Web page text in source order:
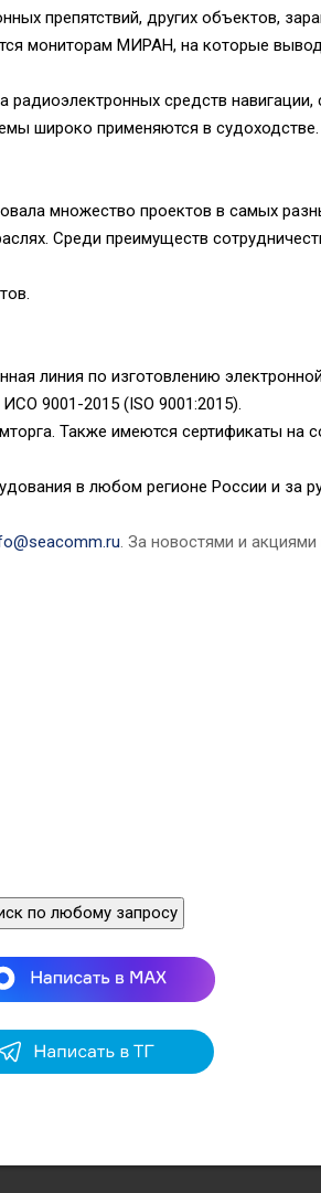
препятствий, других объектов,
мониторам МИРАН, на которые
средств
широко применяются в
множество проектов в самых
Среди преимуществ
линия по изготовлению
9001-2015 (ISO 9001:2015).
Также имеются сертификаты на
в любом регионе России и за
. За новостями и
по любому запросу